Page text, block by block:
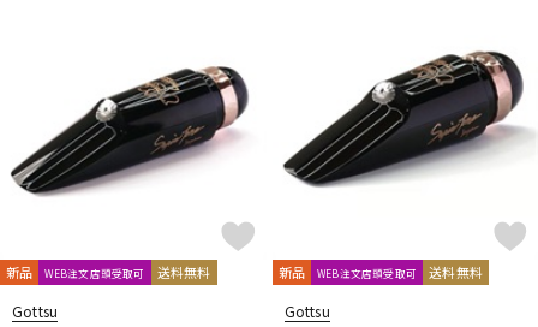
新品 WEB注文店頭受取可 送料無料
Gottsu
新品 WEB注文店頭受取可 送料無料
Gottsu